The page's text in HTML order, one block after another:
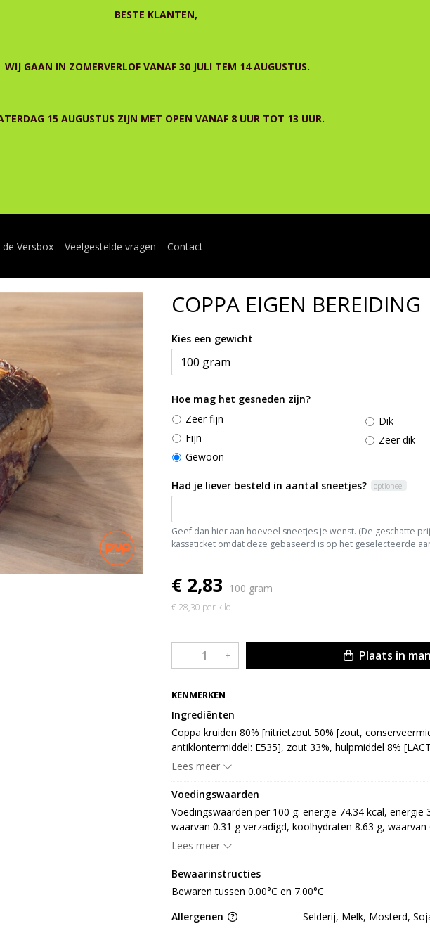
BESTE KLANTEN,
WIJ GAAN IN ZOMERVERLOF VANAF 30 JULI TEM 14 AUGUSTUS.
15 AUGUSTUS ZIJN MET OPEN VANAF 8 UUR TOT 13 UUR.
Versbox Veelgestelde vragen Contact
COPPA EIGEN BEREIDING
Kies een gewicht
Hoe mag het gesneden zijn?
Zeer fijn
Fijn
Gewoon
Dik
Zeer dik
Had je liever besteld in aantal sneetjes? optioneel
Geef dan hier aan hoeveel sneetjes je wenst. (De geschatte
kassaticket omdat deze gebaseerd is op het geselecteerde
€ 2,83 100 gram
€ 28,30 per kilo
– + Plaats in
KENMERKEN
Ingrediënten
Coppa kruiden 80% [nitrietzout 50% [zout,
antiklontermiddel: E535], zout 33%, hulpmiddel 8%
smaakversterker: E621, zuurteregelaar: E331,
smaakversterker: E621, E631), kruiden en specerij
glucosestroop, smaakversterker: E621, zuurteregelaar:
antioxidant: E301, LACTOSE, stabilisator: E450, E451]
Lees meer
Voedingswaarden
Voedingswaarden per 100 g: energie 74.34 kcal, energie
waarvan 0.31 g verzadigd, koolhydraten 8.63 g, waarvan
vezel 0.31 g en 65.99 g zout
Lees meer
Bewaarinstructies
Bewaren tussen 0.00°C en 7.00°C
Allergenen
Selderij, Melk, Mosterd,